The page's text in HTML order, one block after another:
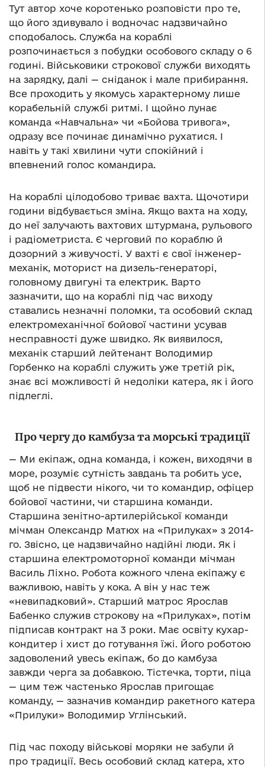
Тут автор хоче коротенько розповісти про те,
що його здивувало і водночас надзвичайно
сподобалось. Служба на кораблі
розпочинається з побудки особового складу о 6
годині. Військовики строкової служби виходять
на зарядку, далі — сніданок і мале прибирання.
Все проходить у якомусь характерному лише
корабельній службі ритмі. І щойно лунає
команда «Навчальна» чи «Бойова тривога»,
одразу все починає динамічно рухатися. І
навіть у такі хвилини чути спокійний і
впевнений голос командира.
На кораблі цілодобово триває вахта. Щочотири
години відбувається зміна. Якщо вахта на ходу,
до неї залучають вахтових штурмана, рульового
і радіометриста. Є черговий по кораблю й
дозорний з живучості. У вахті є свої інженер-
механік, моторист на дизель-генераторі,
головному двигуні та електрик. Варто
зазначити, що на кораблі під час виходу
ставались незначні поломки, та особовий склад
електромеханічної бойової частини усував
несправності дуже швидко. Як виявилося,
механік старший лейтенант Володимир
Горбенко на кораблі служить уже третій рік,
знає всі можливості й недоліки катера, як і його
підлеглі.
Про чергу до камбуза та морські традиції
— Ми екіпаж, одна команда, і кожен, виходячи в
море, розуміє сутність завдань та робить усе,
щоб не підвести нікого, чи то командир, офіцер
бойової частини, чи старшина команди.
Старшина зенітно-артилерійської команди
мічман Олександр Матюх на «Прилуках» з 2014-
го. Звісно, це надзвичайно надійні люди. Як і
старшина електромоторної команди мічман
Василь Ліхно. Робота кожного члена екіпажу є
важливою, навіть у кока. А він у нас теж
«невипадковий». Старший матрос Ярослав
Бабенко служив строкову на «Прилуках», потім
підписав контракт на 3 роки. Має освіту кухар-
кондитер і хист до готування їжі. Його роботою
задоволений увесь екіпаж, бо до камбуза
завжди черга за добавкою. Тістечка, торти, піца
— цим теж частенько Ярослав пригощає
команду, — зазначив командир ракетного катера
«Прилуки» Володимир Углінський.
Під час походу військові моряки не забули й
про традиції. Весь особовий склад катера, хто